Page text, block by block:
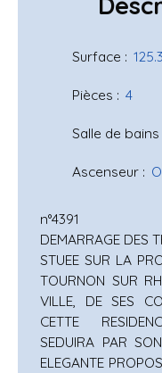
Surface :
Pièces : 4
Salle de bains
Ascenseur :
n°4391
DEMARRAGE DES
STUEE SUR LA
TOURNON SUR
VILLE, DE SES
CETTE
SEDUIRA PAR
ELEGANTE